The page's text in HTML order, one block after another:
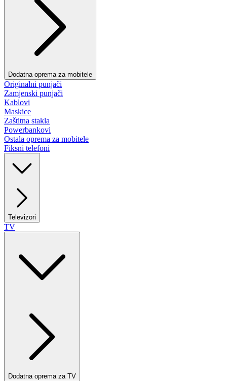
Dodatna oprema za mobitele
Originalni punjači
Zamjenski punjači
Kablovi
Maskice
Zaštitna stakla
Powerbankovi
Ostala oprema za mobitele
Fiksni telefoni
Televizori
TV
Dodatna oprema za TV